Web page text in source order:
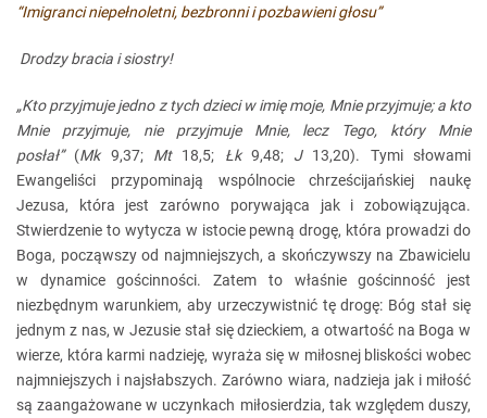
“Imigranci niepełnoletni, bezbronni i pozbawieni głosu”
Drodzy bracia i siostry!
„Kto przyjmuje jedno z tych dzieci w imię moje, Mnie przyjmuje; a kto
Mnie przyjmuje, nie przyjmuje Mnie, lecz Tego, który Mnie
posłał”(Mk9,37; Mt18,5; Łk9,48; J13,20). Tymi słowami
Ewangeliści przypominają wspólnocie chrześcijańskiej naukę
Jezusa, która jest zarówno porywająca jak i zobowiązująca.
Stwierdzenie to wytycza w istocie pewną drogę, która prowadzi do
Boga, począwszy od najmniejszych, a skończywszy na Zbawicielu
w dynamice gościnności. Zatem to właśnie gościnność jest
niezbędnym warunkiem, aby urzeczywistnić tę drogę: Bóg stał się
jednym z nas, w Jezusie stał się dzieckiem, a otwartość na Boga w
wierze, która karmi nadzieję, wyraża się w miłosnej bliskości wobec
najmniejszych i najsłabszych. Zarówno wiara, nadzieja jak i miłość
są zaangażowane w uczynkach miłosierdzia, tak względem duszy,